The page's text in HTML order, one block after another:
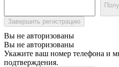
Завершить регистрацию
Вы не авторизованы
Вы не авторизованы
Укажите ваш номер телефона и
подтверждения.